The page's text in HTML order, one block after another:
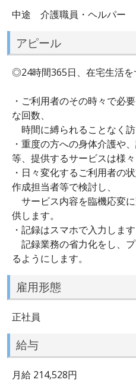
中途 介護職員・ヘルパー
アピール
◎24時間365日、在宅生活
・ご利用者のその時々で必
な回数、
時間に縛られることなく訪
・重度の方への身体介護や
等、提供するサービスは様々
・日々変化するご利用者の
作成担当者等で検討し、
サービス内容を臨機応変
供します。
・記録はスマホで入力します
記録業務の省力化をし、
るようにします。
雇用形態
正社員
給与
月給 214,528円